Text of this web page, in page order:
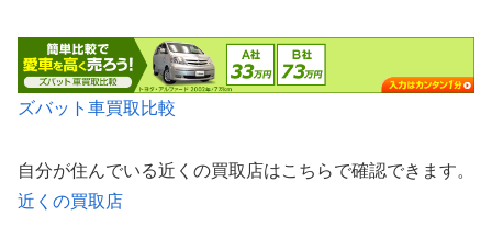
ズバット車買取比較
自分が住んでいる近くの買取店はこちらで確認できます。
近くの買取店